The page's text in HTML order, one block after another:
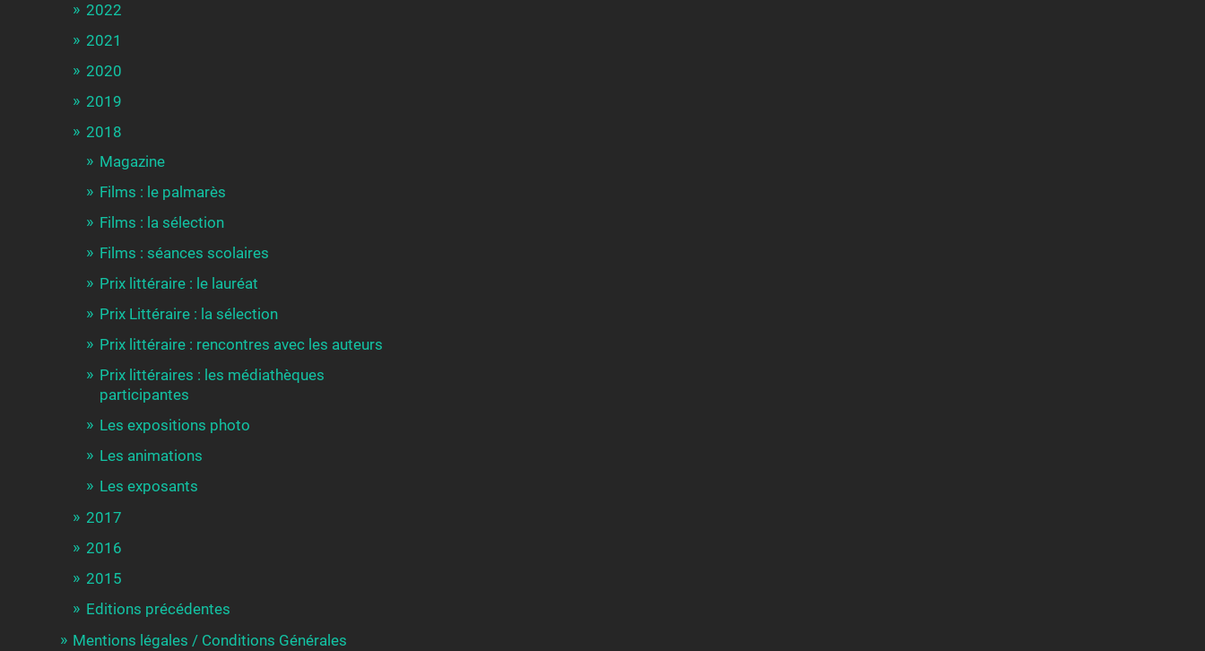
2022
2021
2020
2019
2018
Magazine
Films : le palmarès
Films : la sélection
Films : séances scolaires
Prix littéraire : le lauréat
Prix Littéraire : la sélection
Prix littéraire : rencontres avec les auteurs
Prix littéraires : les médiathèques
participantes
Les expositions photo
Les animations
Les exposants
2017
2016
2015
Editions précédentes
Mentions légales / Conditions Générales